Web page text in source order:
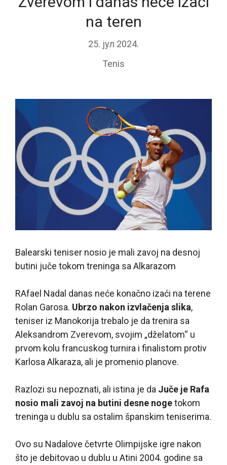
na teren
25. јул 2024.
Tenis
Balearski teniser nosio je mali zavoj na desnoj
butini juče tokom treninga sa Alkarazom
RAfael Nadal danas neće konačno izaći na terene
Rolan Garosa. Ubrzo nakon izvlačenja slika,
teniser iz Manokorija trebalo je da trenira sa
Aleksandrom Zverevom, svojim „dželatom“ u
prvom kolu francuskog turnira i finalistom protiv
Karlosa Alkaraza, ali je promenio planove.
Razlozi su nepoznati, ali istina je da Juče je Rafa
nosio mali zavoj na butini desne nogetokom
treninga u dublu sa ostalim španskim teniserima.
Ovo su Nadalove četvrte Olimpijske igre nakon
što je debitovao u dublu u Atini 2004. godine sa